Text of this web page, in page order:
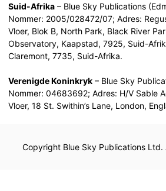
Suid-Afrika – Blue Sky Publications
Nommer: 2005/028472/07; Adres:
Vloer, Blok B, North Park, Black River
Observatory, Kaapstad, 7925, Suid-
Claremont, 7735, Suid-Afrika.
Verenigde Koninkryk – Blue Sky
Nommer: 04683692; Adres: H/V Sable
Vloer, 18 St. Swithin’s Lane, London,
Copyright Blue Sky Publications Ltd.